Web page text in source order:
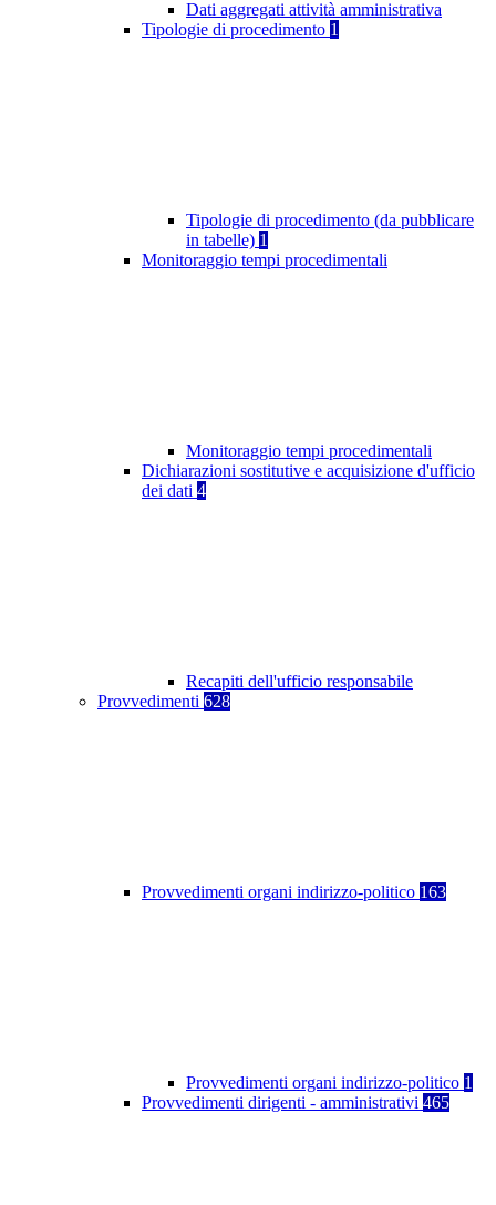
Dati aggregati attività amministrativa
Tipologie di procedimento 1
Tipologie di procedimento (da pubblicare
in tabelle) 1
Monitoraggio tempi procedimentali
Monitoraggio tempi procedimentali
Dichiarazioni sostitutive e acquisizione d'ufficio
dei dati 4
Recapiti dell'ufficio responsabile
Provvedimenti 628
Provvedimenti organi indirizzo-politico 163
Provvedimenti organi indirizzo-politico 1
Provvedimenti dirigenti - amministrativi 465